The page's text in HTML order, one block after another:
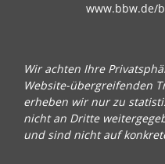
www.bbw.de/
Wir achten Ihre
Website-übergreifenden
erheben wir nur zu
nicht an Dritte
und sind nicht auf